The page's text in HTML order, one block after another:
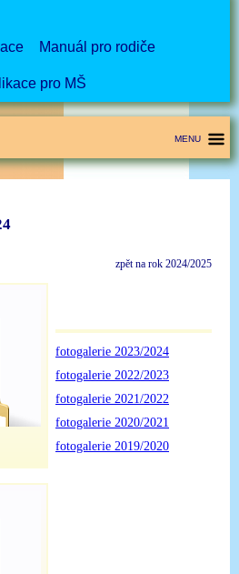
Manuál pro rodiče
pro MŠ
MENU
zpět na rok 2024/2025
fotogalerie 2023/2024
fotogalerie 2022/2023
fotogalerie 2021/2022
fotogalerie 2020/2021
fotogalerie 2019/2020